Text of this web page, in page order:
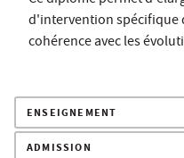
d'intervention spécifique
cohérence avec les
ENSEIGNEMENT
ADMISSION